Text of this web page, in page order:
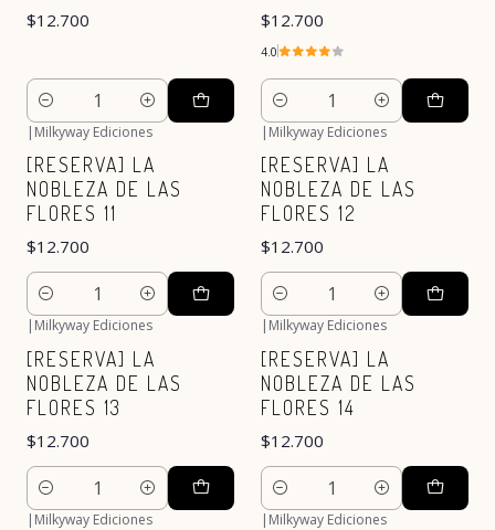
$12.700
Cantidad
$12.700
4.0
Cantidad
| Milkyway Ediciones
[RESERVA] LA
NOBLEZA DE LAS
FLORES 11
$12.700
Cantidad
| Milkyway Ediciones
[RESERVA] LA
NOBLEZA DE LAS
FLORES 12
$12.700
Cantidad
| Milkyway Ediciones
[RESERVA] LA
NOBLEZA DE LAS
FLORES 13
$12.700
Cantidad
| Milkyway Ediciones
[RESERVA] LA
NOBLEZA DE LAS
FLORES 14
$12.700
Cantidad
| Milkyway Ediciones | Milkyway Ediciones